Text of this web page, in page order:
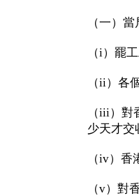
（一）
（i）罷
（ii）各
（iii）
少天才交
（iv）
（v）對